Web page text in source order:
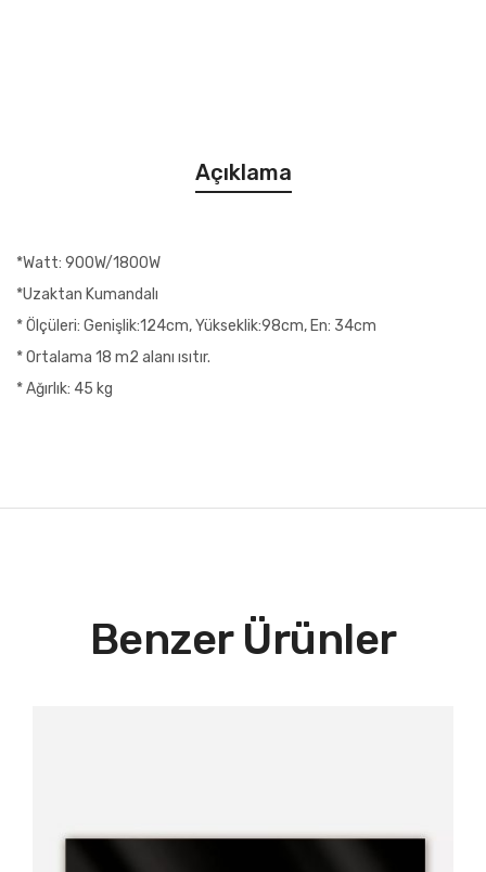
Açıklama
*Watt: 900W/1800W
*Uzaktan Kumandalı
* Ölçüleri: Genişlik:124cm, Yükseklik:98cm, En: 34cm
* Ortalama 18 m2 alanı ısıtır.
* Ağırlık: 45 kg
Benzer Ürünler